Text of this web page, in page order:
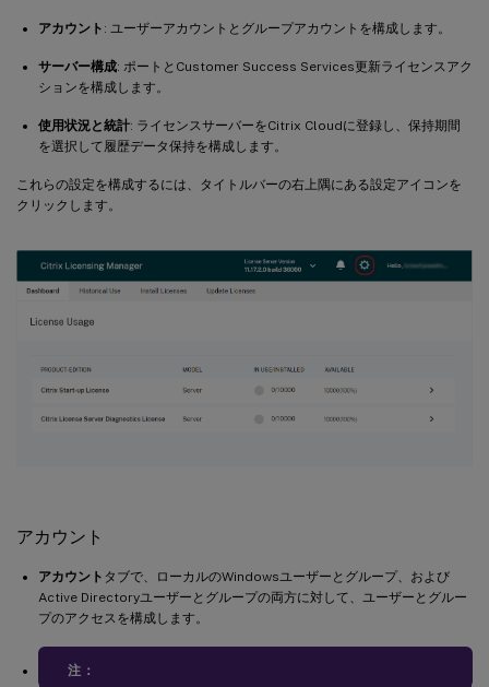
アカウント : ユーザーアカウントとグループアカウントを構成します。
サーバー構成: ポートとCustomer Success Services更新ライセンスアク
ションを構成します。
使用状況と統計: ライセンスサーバーをCitrix Cloudに登録し、保持期間
を選択して履歴データ保持を構成します。
これらの設定を構成するには、タイトルバーの右上隅にある設定アイコンを
クリックします。
アカウント
アカウント タブで、ローカルのWindowsユーザーとグループ、および
Active Directoryユーザーとグループの両方に対して、ユーザーとグルー
プのアクセスを構成します。
注：